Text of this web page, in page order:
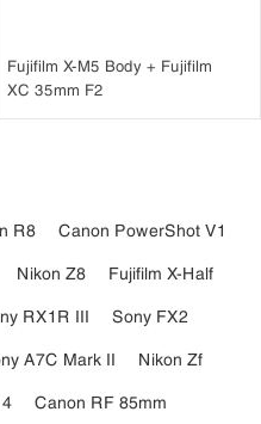
Fujifilm X-M5 Body + Fujifilm
XC 35mm F2
R8
Canon PowerShot V1
Nikon Z8
Fujifilm X-Half
RX1R III
Sony FX2
A7C Mark II
Nikon Zf
Canon RF 85mm